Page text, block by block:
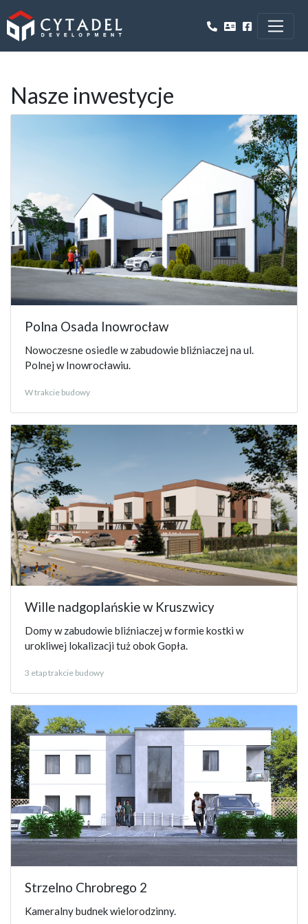
Nasze inwestycje
Polna Osada Inowrocław
Nowoczesne osiedle w zabudowie bliźniaczej na ul.
Polnej w Inowrocławiu.
W trakcie budowy
Wille nadgoplańskie w Kruszwicy
Domy w zabudowie bliźniaczej w formie kostki w
urokliwej lokalizacji tuż obok Gopła.
3 etap trakcie budowy
Strzelno Chrobrego 2
Kameralny budnek wielorodzinny.